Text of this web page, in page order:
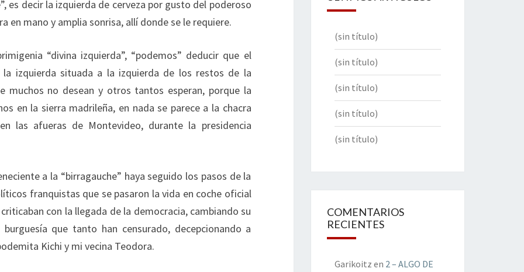
es decir la izquierda de cerveza por gusto del poderoso
en mano y amplia sonrisa, allí donde se le requiere.
“divina izquierda”, “podemos” deducir que el
izquierda situada a la izquierda de los restos de la
muchos no desean y otros tantos esperan, porque la
en la sierra madrileña, en nada se parece a la chacra
las afueras de Montevideo, durante la presidencia
a la “birragauche” haya seguido los pasos de la
franquistas que se pasaron la vida en coche oficial
con la llegada de la democracia, cambiando su
que tanto han censurado, decepcionando a
Kichi y mi vecina Teodora.
(sin título)
(sin título)
(sin título)
(sin título)
(sin título)
COMENTARIOS
RECIENTES
Garikoitz en 2 – ALGO DE